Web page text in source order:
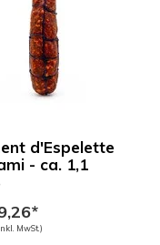
d'Espelette
- ca. 1,1
MwSt.)